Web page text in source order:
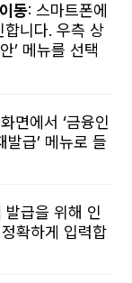
동: 스마트폰에
니다. 우측 상
’ 메뉴를 선택
면에서 ‘금융인
발급’ 메뉴로 들
발급을 위해 인
확하게 입력합